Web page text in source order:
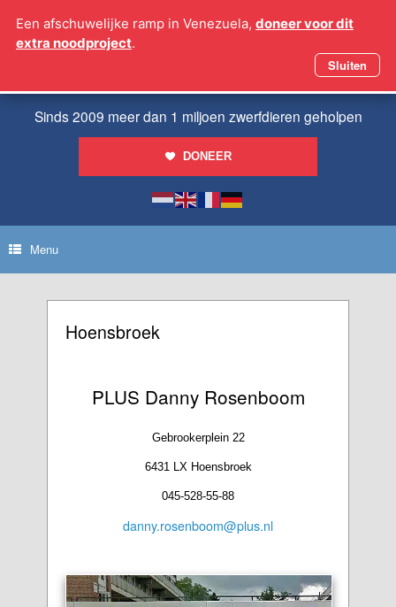
naar
Sinds 2009 meer dan 1 miljoen zwerfdieren geholpen
DONEER
Menu
Hoensbroek
PLUS Danny Rosenboom
Gebrookerplein 22
6431 LX Hoensbroek
045-528-55-88
danny.rosenboom@plus.nl
Een afschuwelijke ramp in Venezuela, doneer voor dit
extra noodproject.
Sluiten